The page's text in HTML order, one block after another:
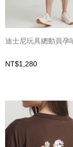
迪士尼玩具總動員孕
NT$1,280